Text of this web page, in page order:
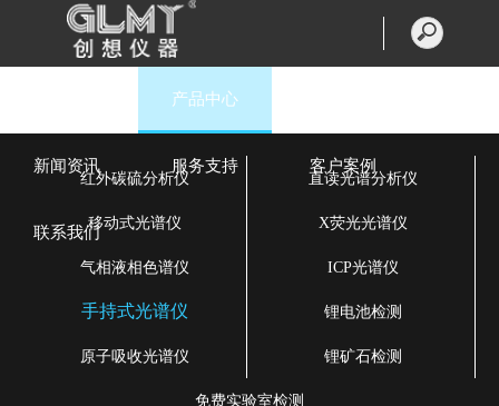
产品中心
新闻资讯 服务支持 客户案例
联系我们
红外碳硫分析仪 直读光谱分析仪
移动式光谱仪 X荧光光谱仪
气相液相色谱仪 ICP光谱仪
手持式光谱仪 锂电池检测
原子吸收光谱仪 锂矿石检测
免费实验室检测